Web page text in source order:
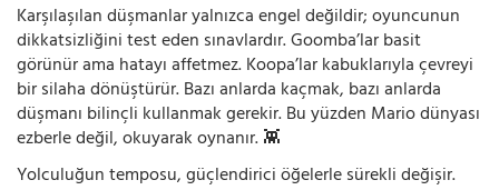
Karşılaşılan düşmanlar yalnızca engel değildir; oyuncunun
dikkatsizliğini test eden sınavlardır. Goomba’lar basit
görünür ama hatayı affetmez. Koopa’lar kabuklarıyla çevreyi
bir silaha dönüştürür. Bazı anlarda kaçmak, bazı anlarda
düşmanı bilinçli kullanmak gerekir. Bu yüzden Mario dünyası
ezberle değil, okuyarak oynanır. 👾
Yolculuğun temposu, güçlendirici öğelerle sürekli değişir.